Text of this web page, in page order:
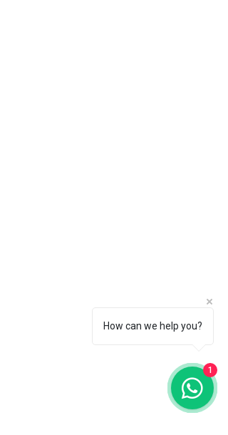
How can we help you?
1